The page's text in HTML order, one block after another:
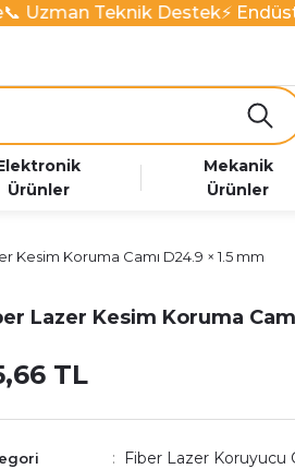
Uzman Teknik Destek⚡
Ürünler
Mekanik
Ürünler
Kesim Koruma Camı D24.9 × 1.5 mm
Lazer Kesim Koruma
TL
Fiber Lazer Koruyucu